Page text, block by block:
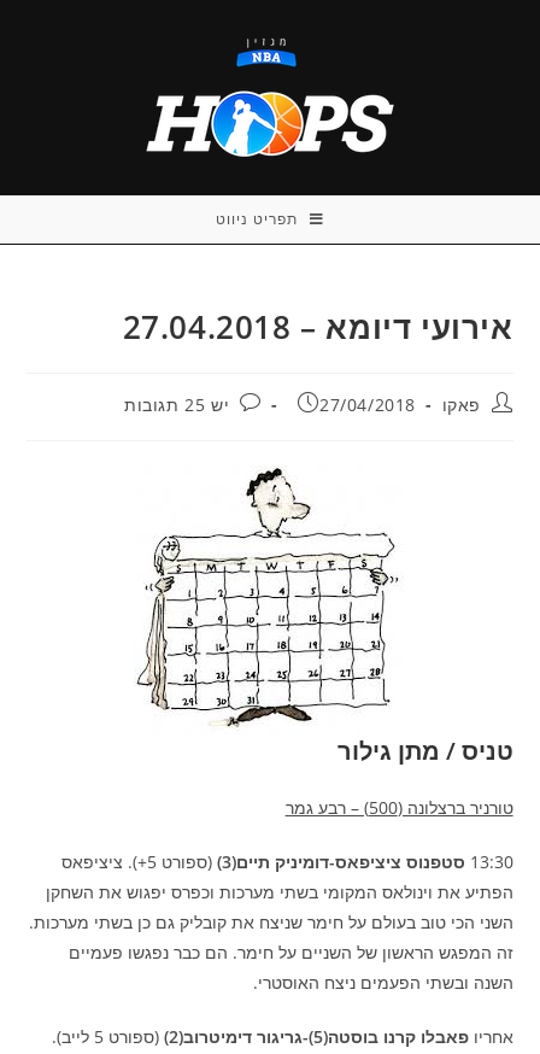
תפריט ניווט
אירועי דיומא – 27.04.2018
מחבר:פאקו פורסם:
27/04/2018 תגובות:
יש 25 תגובות
טניס / מתן גילור
טורניר ברצלונה (500) – רבע גמר
13:30 סטפנוס ציציפאס-דומיניק תיים(3)
(ספורט 5+). ציציפאס
הפתיע את וינולאס המקומי בשתי מערכות וכפרס יפגוש את השחקן
השני הכי טוב בעולם על חימר שניצח את קובליק גם כן בשתי מערכות.
זה המפגש הראשון של השניים על חימר. הם כבר נפגשו פעמיים
השנה ובשתי הפעמים ניצח האוסטרי.
אחריופאבלו קרנו בוסטה(5)-גריגור דימיטרוב(2)
(ספורט 5 לייב).